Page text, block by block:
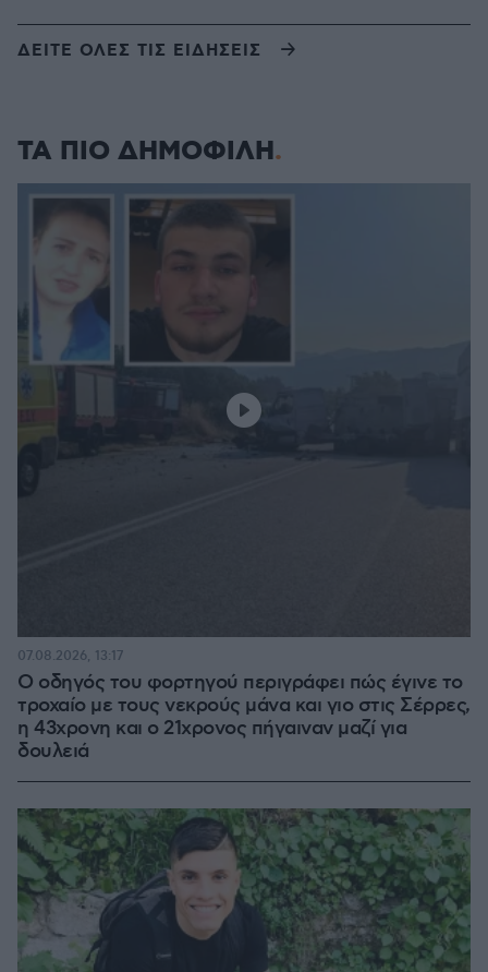
ΔΕΙΤΕ ΟΛΕΣ ΤΙΣ ΕΙΔΗΣΕΙΣ
ΤΑ ΠΙΟ ΔΗΜΟΦΙΛΗ
Ο οδηγός του φορτηγού περιγράφει πώς έγινε το
τροχαίο με τους νεκρούς μάνα και γιο στις Σέρρες,
η 43χρονη και ο 21χρονος πήγαιναν μαζί για
δουλειά
07.08.2026, 13:17